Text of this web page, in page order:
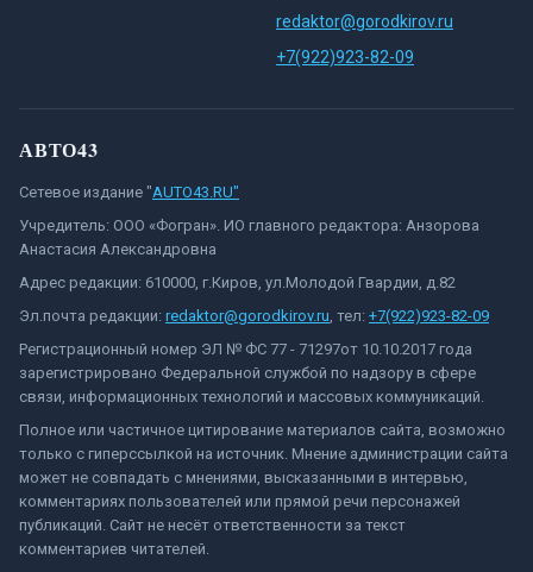
redaktor@gorodkirov.ru
+7(922)923-82-09
АВТО43
Сетевое издание "AUTO43.RU"
Учредитель: ООО «Фогран». ИО главного редактора: Анзорова
Анастасия Александровна
Адрес редакции: 610000, г.Киров, ул.Молодой Гвардии, д.82
Эл.почта редакции: redaktor@gorodkirov.ru, тел: +7(922)923-82-09
Регистрационный номер ЭЛ № ФС 77 - 71297от 10.10.2017 года
зарегистрировано Федеральной службой по надзору в сфере
связи, информационных технологий и массовых коммуникаций.
Полное или частичное цитирование материалов сайта, возможно
только с гиперссылкой на источник. Мнение администрации сайта
может не совпадать с мнениями, высказанными в интервью,
комментариях пользователей или прямой речи персонажей
публикаций. Сайт не несёт ответственности за текст
комментариев читателей.